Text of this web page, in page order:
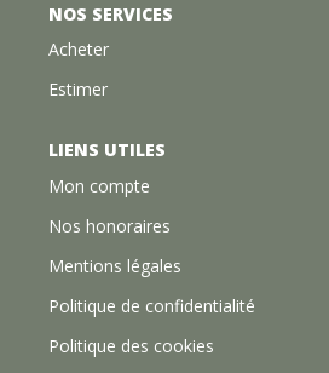
NOS SERVICES
Acheter
Estimer
LIENS UTILES
Mon compte
Nos honoraires
Mentions légales
Politique de confidentialité
Politique des cookies